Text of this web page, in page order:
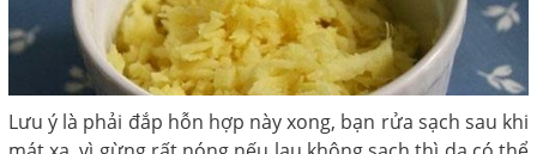
Lưu ý là phải đắp hỗn hợp này xong, bạn rửa sạch sau khi